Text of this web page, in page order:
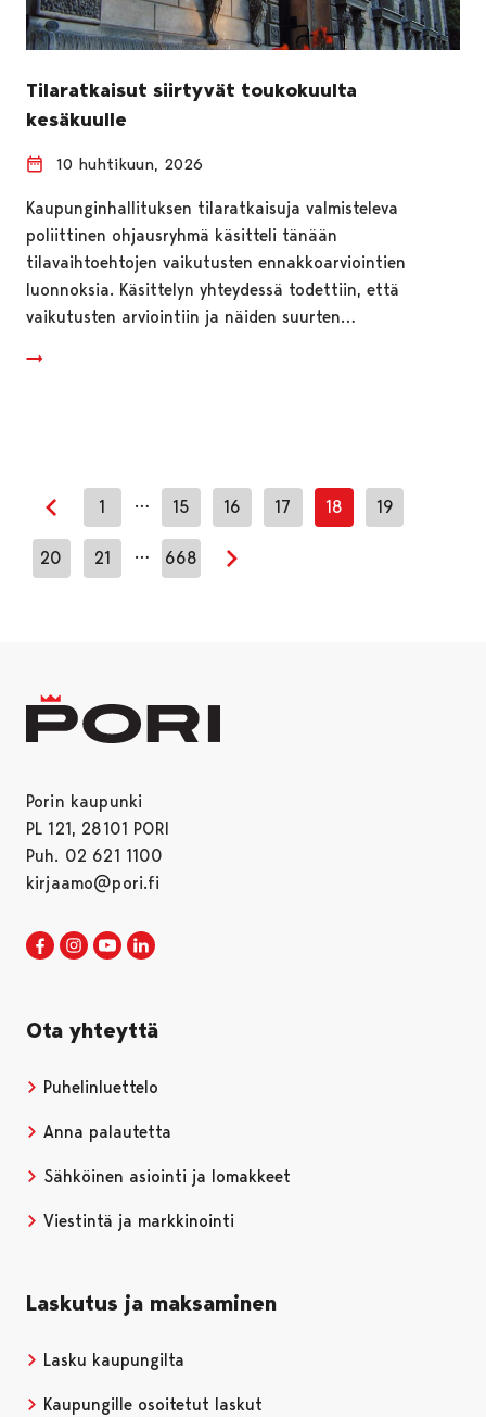
Tilaratkaisut siirtyvät toukokuulta
kesäkuulle
10 huhtikuun, 2026
Kaupunginhallituksen tilaratkaisuja valmisteleva
poliittinen ohjausryhmä käsitteli tänään
tilavaihtoehtojen vaikutusten ennakkoarviointien
luonnoksia. Käsittelyn yhteydessä todettiin, että
vaikutusten arviointiin ja näiden suurten…
Edellinen sivu
1 … 15 16 17 18 19
20 21 … 668
Seuraava sivu
Porin kaupunki
PL 121, 28101 PORI
Puh. 02 621 1100
kirjaamo@pori.fi
Porin kaupunki Facebookissa
Avautuu uudessa välilehdessä
Porin kaupunki Instagramissa
Avautuu uudessa välilehdessä
Porin kaupunki Youtubessa
Avautuu uudessa välilehdessä
Ota yhteyttä
Puhelinluettelo
Anna palautetta
Sähköinen asiointi ja lomakkeet
Viestintä ja markkinointi
Laskutus ja maksaminen
Lasku kaupungilta
Kaupungille osoitetut laskut